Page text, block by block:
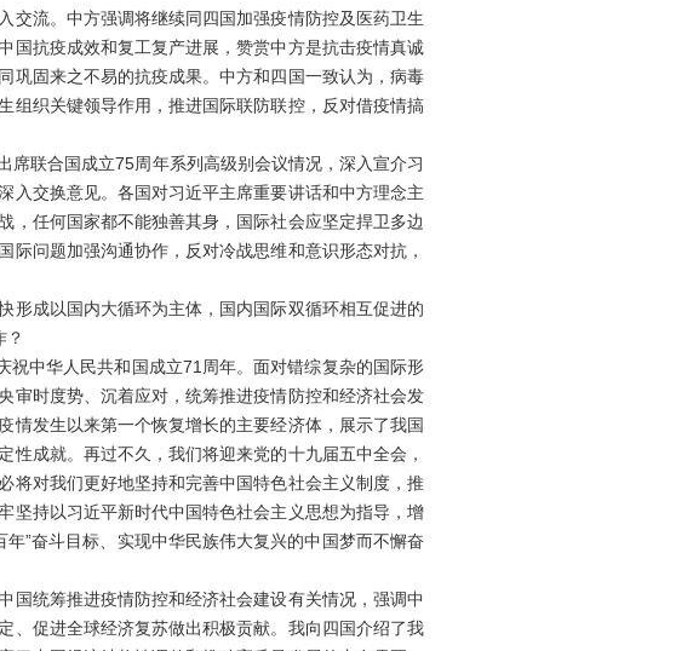
流。中方强调将继续同四国加强疫情防控及医药卫生
国抗疫成效和复工复产进展，赞赏中方是抗击疫情真诚
巩固来之不易的抗疫成果。中方和四国一致认为，病毒
组织关键领导作用，推进国际联防联控，反对借疫情搞
联合国成立75周年系列高级别会议情况，深入宣介习
入交换意见。各国对习近平主席重要讲话和中方理念主
，任何国家都不能独善其身，国际社会应坚定捍卫多边
问题加强沟通协作，反对冷战思维和意识形态对抗，
成以国内大循环为主体，国内国际双循环相互促进的
？
中华人民共和国成立71周年。面对错综复杂的国际形
审时度势、沉着应对，统筹推进疫情防控和经济社会发
情发生以来第一个恢复增长的主要经济体，展示了我国
成就。再过不久，我们将迎来党的十九届五中全会，
将对我们更好地坚持和完善中国特色社会主义制度，推
坚持以习近平新时代中国特色社会主义思想为指导，增
年”奋斗目标、实现中华民族伟大复兴的中国梦而不懈奋
统筹推进疫情防控和经济社会建设有关情况，强调中
、促进全球经济复苏做出积极贡献。我向四国介绍了我